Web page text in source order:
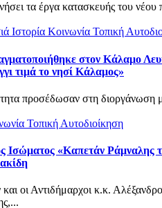
τα έργα κατασκευής του νέου
Ιστορία Κοινωνία Τοπική
στον Κάλαμο
τιμά το νησί Κάλαμος»
προσέδωσαν στη διοργάνωση
Τοπική Αυτοδιοίκηση
Ισώματος «Καπετάν Ράμναλης
οι Αντιδήμαρχοι κ.κ.